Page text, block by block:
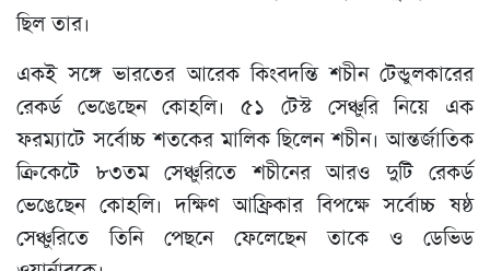
ছিল তার।
একই সঙ্গে ভারতের আরেক কিংবদন্তি শচীন টেন্ডুলকারের
রেকর্ড ভেঙেছেন কোহলি। ৫১ টেস্ট সেঞ্চুরি নিয়ে এক
ফরম্যাটে সর্বোচ্চ শতকের মালিক ছিলেন শচীন। আন্তর্জাতিক
ক্রিকেটে ৮৩তম সেঞ্চুরিতে শচীনের আরও দুটি রেকর্ড
ভেঙেছেন কোহলি। দক্ষিণ আফ্রিকার বিপক্ষে সর্বোচ্চ ষষ্ঠ
সেঞ্চুরিতে তিনি পেছনে ফেলেছেন তাকে ও ডেভিড